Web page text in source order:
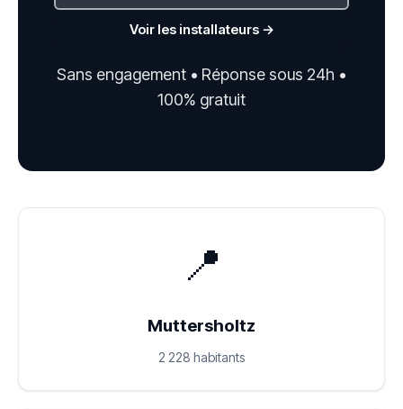
Voir les installateurs →
Sans engagement • Réponse sous 24h •
100% gratuit
📍
Muttersholtz
2 228 habitants